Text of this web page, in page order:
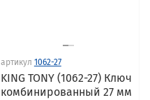
артикул 1062-27
KING TONY (1062-27) Ключ
комбинированный 27 мм